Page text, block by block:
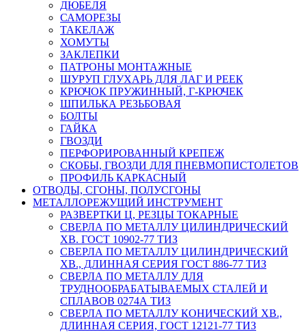
ДЮБЕЛЯ
САМОРЕЗЫ
ТАКЕЛАЖ
ХОМУТЫ
ЗАКЛЕПКИ
ПАТРОНЫ МОНТАЖНЫЕ
ШУРУП ГЛУХАРЬ ДЛЯ ЛАГ И РЕЕК
КРЮЧОК ПРУЖИННЫЙ, Г-КРЮЧЕК
ШПИЛЬКА РЕЗЬБОВАЯ
БОЛТЫ
ГАЙКА
ГВОЗДИ
ПЕРФОРИРОВАННЫЙ КРЕПЕЖ
СКОБЫ, ГВОЗДИ ДЛЯ ПНЕВМОПИСТОЛЕТОВ
ПРОФИЛЬ КАРКАСНЫЙ
ОТВОДЫ, СГОНЫ, ПОЛУСГОНЫ
МЕТАЛЛОРЕЖУЩИЙ ИНСТРУМЕНТ
РАЗВЕРТКИ Ц, РЕЗЦЫ ТОКАРНЫЕ
СВЕРЛА ПО МЕТАЛЛУ ЦИЛИНДРИЧЕСКИЙ
ХВ. ГОСТ 10902-77 ТИЗ
СВЕРЛА ПО МЕТАЛЛУ ЦИЛИНДРИЧЕСКИЙ
ХВ., ДЛИННАЯ СЕРИЯ ГОСТ 886-77 ТИЗ
СВЕРЛА ПО МЕТАЛЛУ ДЛЯ
ТРУДНООБРАБАТЫВАЕМЫХ СТАЛЕЙ И
СПЛАВОВ 0274А ТИЗ
СВЕРЛА ПО МЕТАЛЛУ КОНИЧЕСКИЙ ХВ.,
ДЛИННАЯ СЕРИЯ, ГОСТ 12121-77 ТИЗ